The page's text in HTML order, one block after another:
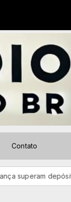
Contato
em R$ 7,15